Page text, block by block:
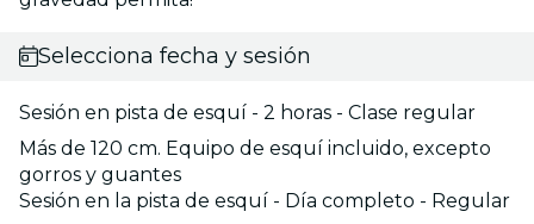
Selecciona fecha y sesión
Sesión en pista de esquí - 2 horas - Clase regular
Más de 120 cm. Equipo de esquí incluido, excepto
gorros y guantes
Sesión en la pista de esquí - Día completo - Regular